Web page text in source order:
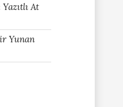
At
Yunan